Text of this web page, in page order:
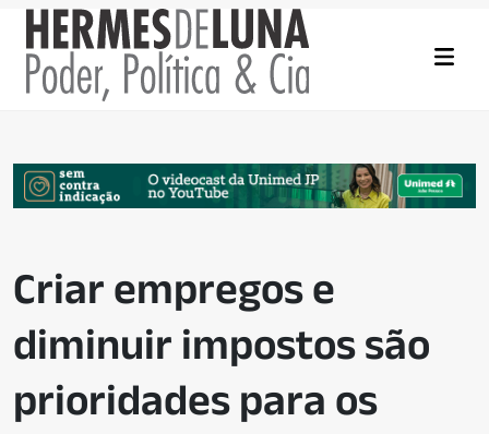
Criar empregos e
diminuir impostos são
prioridades para os